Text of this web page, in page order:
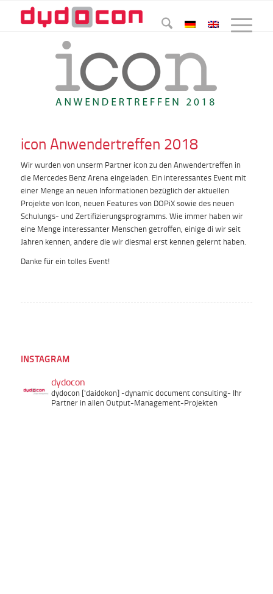
icon Anwendertreffen 2018
Wir wurden von unserm Partner icon zu den Anwendertreffen in
die Mercedes Benz Arena eingeladen. Ein interessantes Event mit
einer Menge an neuen Informationen bezüglich der aktuellen
Projekte von Icon, neuen Features von DOPiX sowie des neuen
Schulungs- und Zertifizierungsprogramms. Wie immer haben wir
eine Menge interessanter Menschen getroffen, einige di wir seit
Jahren kennen, andere die wir diesmal erst kennen gelernt haben.
Danke für ein tolles Event!
INSTAGRAM
dydocon
dydocon ['daidokon]-dynamic document consulting- Ihr
Partner in allen Output-Management-Projekten